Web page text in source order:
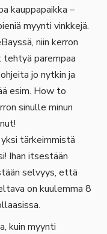
kauppapaikka –
myynti vinkkejä.
niin kerron
tehtyä parempaa
jo nytkin ja
esim. How to
sinulle minun
tärkeimmistä
Ihan itsestään
selvyys, että
on kuulemma 8
kuin myynti